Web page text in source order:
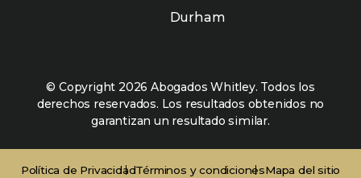
Durham
© Copyright 2026 Abogados Whitley. Todos los
derechos reservados. Los resultados obtenidos no
garantizan un resultado similar.
Política de PrivacidadTérminos y condicionesMapa del sitio